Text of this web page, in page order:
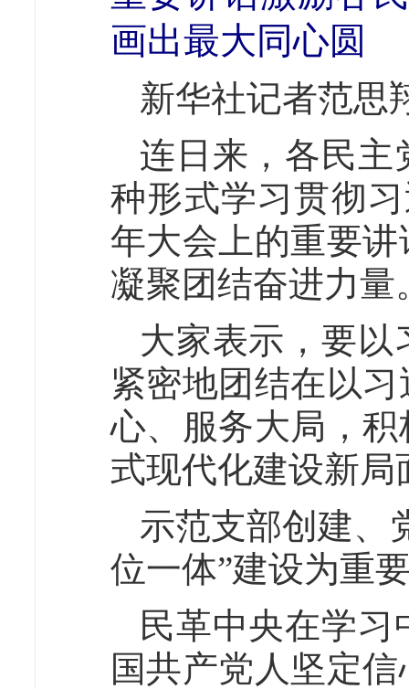
画出最大同心圆
新华社记者范思
连日来，各民主
种形式学习贯彻
年大会上的重要
凝聚团结奋进力量
大家表示，要以
紧密地团结在以
心、服务大局，
式现代化建设新
示范支部创建
位一体”建设为重
民革中央在学
国共产党人坚定